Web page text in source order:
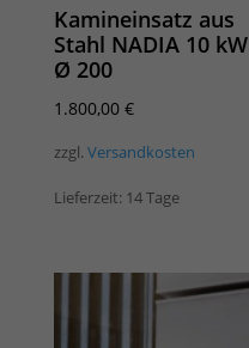
Kamineinsatz aus
Stahl NADIA 10 kW
Ø 200
1.800,00 €
zzgl. Versandkosten
Lieferzeit: 14 Tage